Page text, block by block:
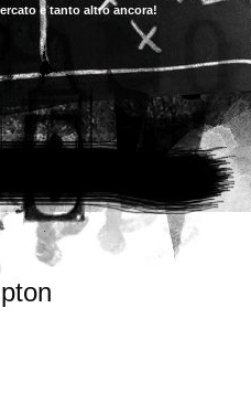
e tanto altro ancora!